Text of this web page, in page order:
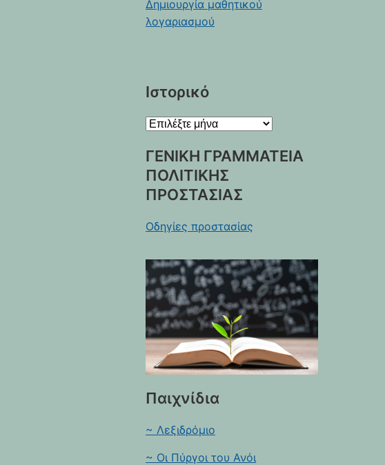
Δημιουργία μαθητικού
λογαριασμού
Ιστορικό
Ιστορικό
ΓΕΝΙΚΗ ΓΡΑΜΜΑΤΕΙΑ
ΠΟΛΙΤΙΚΗΣ
ΠΡΟΣΤΑΣΙΑΣ
Οδηγίες προστασίας
Παιχνίδια
~ Λεξιδρόμιο
~ Οι Πύργοι του Ανόι